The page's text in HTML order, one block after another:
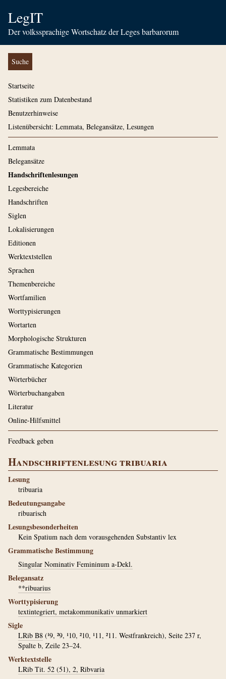
LegIT
Der volkssprachige Wortschatz der Leges barbarorum
Suche
Startseite
Statistiken zum Datenbestand
Benutzerhinweise
Listenübersicht: Lemmata, Belegansätze, Lesungen
Lemmata
Belegansätze
Handschriftenlesungen
Legesbereiche
Handschriften
Siglen
Lokalisierungen
Editionen
Werktextstellen
Sprachen
Themenbereiche
Wortfamilien
Worttypisierungen
Wortarten
Morphologische Strukturen
Grammatische Bestimmungen
Grammatische Kategorien
Wörterbücher
Wörterbuchangaben
Literatur
Online-Hilfsmittel
Feedback geben
Handschriftenlesung tribuaria
Lesung
tribuaria
Bedeutungsangabe
ribuarisch
Lesungsbesonderheiten
Kein Spatium nach dem vorausgehenden Substantiv lex
Grammatische Bestimmung
Singular Nominativ Femininum a-Dekl.
Belegansatz
**ribuarius
Worttypisierung
textintegriert, metakommunikativ unmarkiert
Sigle
LRib B8 (¹9, ²9, ¹10, ²10, ¹11, ²11. Westfrankreich), Seite 237 r,
Spalte b, Zeile 23–24.
Werktextstelle
LRib Tit. 52 (51), 2, Ribvaria